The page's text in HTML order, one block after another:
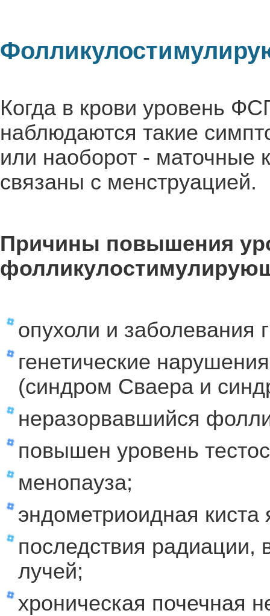
Когда в крови уровень
наблюдаются такие
или наоборот - маточные
связаны с менструацией.
Причины повышения
опухоли и заболевания
генетические
(синдром Сваера и
неразорвавшийся
повышен уровень
менопауза;
эндометриоидная киста
последствия радиации,
лучей;
хроническая почечная